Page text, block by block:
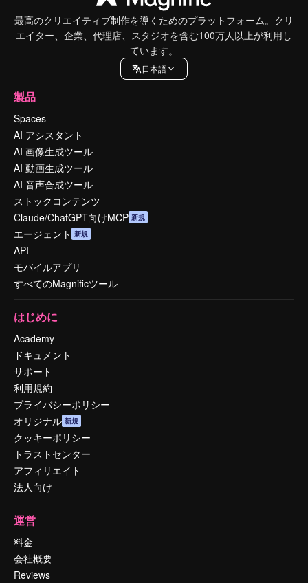
最高のクリエイティブ制作を導くためのプラットフォーム。クリ
エイター、企業、代理店、スタジオを含む100万人以上が利用し
ています。
日本語
製品
Spaces
AI アシスタント
AI 画像生成ツール
AI 動画生成ツール
AI 音声合成ツール
ストックコンテンツ
Claude/ChatGPT向けMCP 新規
エージェント 新規
API
モバイルアプリ
すべてのMagnificツール
はじめに
Academy
ドキュメント
サポート
利用規約
プライバシーポリシー
オリジナル 新規
クッキーポリシー
トラストセンター
アフィリエイト
法人向け
運営
料金
会社概要
Reviews